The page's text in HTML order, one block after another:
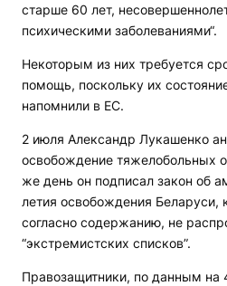
старше 60 лет,
психическими заболеваниями“.
Некоторым из них требуется
помощь, поскольку их
напомнили в ЕС.
2 июля Александр Лукашенко
освобождение тяжелобольных
же день он подписал закон об
летия освобождения Беларуси,
согласно содержанию, не
“экстремистских списков”.
Правозащитники, по данным на